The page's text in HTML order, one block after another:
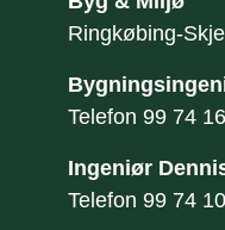
Ringkøbing-
Telefon 99 74
Ingeniør
​Telefon 99 74